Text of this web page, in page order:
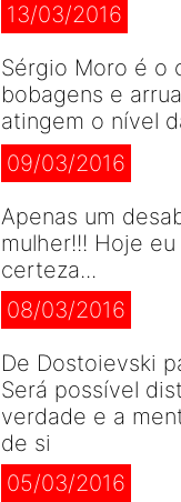
13/03/2016
Sérgio Moro é o
bobagens e
atingem o nível
09/03/2016
Apenas um
mulher!!! Hoje
certeza...
08/03/2016
De Dostoievski
Será possível
verdade e a
de si
05/03/2016